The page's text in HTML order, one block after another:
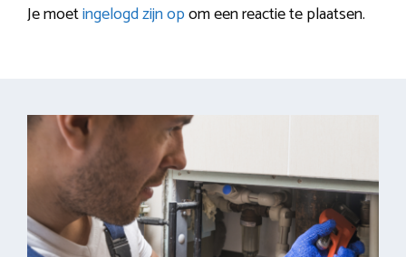
Je moetingelogd zijn opom een reactie te plaatsen.